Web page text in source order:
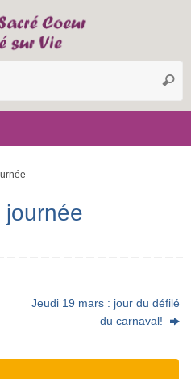
journée
Jeudi 19 mars : jour du défilé
du carnaval!